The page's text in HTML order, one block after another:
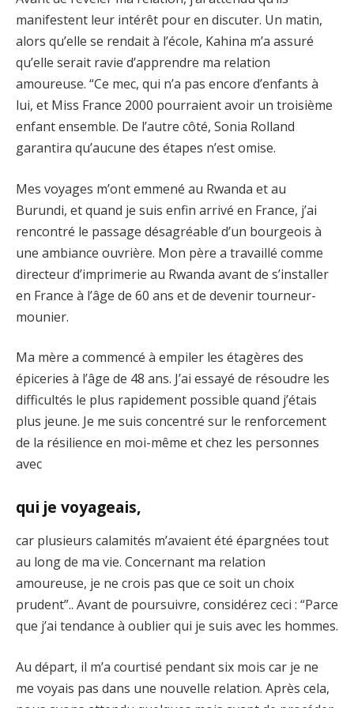
manifestent leur intérêt pour en discuter. Un matin,
alors qu’elle se rendait à l’école, Kahina m’a assuré
qu’elle serait ravie d’apprendre ma relation
amoureuse. “Ce mec, qui n’a pas encore d’enfants à
lui, et Miss France 2000 pourraient avoir un troisième
enfant ensemble. De l’autre côté, Sonia Rolland
garantira qu’aucune des étapes n’est omise.
Mes voyages m’ont emmené au Rwanda et au
Burundi, et quand je suis enfin arrivé en France, j’ai
rencontré le passage désagréable d’un bourgeois à
une ambiance ouvrière. Mon père a travaillé comme
directeur d’imprimerie au Rwanda avant de s’installer
en France à l’âge de 60 ans et de devenir tourneur-
mounier.
Ma mère a commencé à empiler les étagères des
épiceries à l’âge de 48 ans. J’ai essayé de résoudre les
difficultés le plus rapidement possible quand j’étais
plus jeune. Je me suis concentré sur le renforcement
de la résilience en moi-même et chez les personnes
avec
qui je voyageais,
car plusieurs calamités m’avaient été épargnées tout
au long de ma vie. Concernant ma relation
amoureuse, je ne crois pas que ce soit un choix
prudent”.. Avant de poursuivre, considérez ceci : “Parce
que j’ai tendance à oublier qui je suis avec les hommes.
Au départ, il m’a courtisé pendant six mois car je ne
me voyais pas dans une nouvelle relation. Après cela,